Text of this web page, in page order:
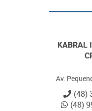
KABRAL
Av.
(48)
(48)